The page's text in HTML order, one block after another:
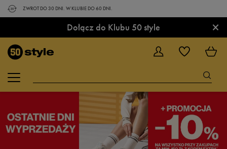
ZWROT DO 30 DNI. W KLUBIE DO 60 DNI.
Dołącz do Klubu 50 style ×